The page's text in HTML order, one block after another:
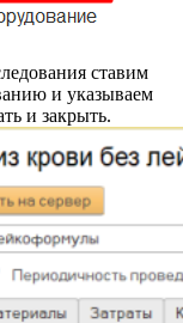
ставим
и указываем
и закрыть.